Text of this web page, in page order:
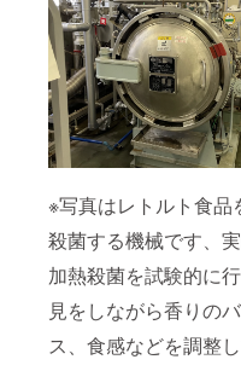
※写真はレトルト食品
殺菌する機械です、
加熱殺菌を試験的に
見をしながら香りの
ス、食感などを調整